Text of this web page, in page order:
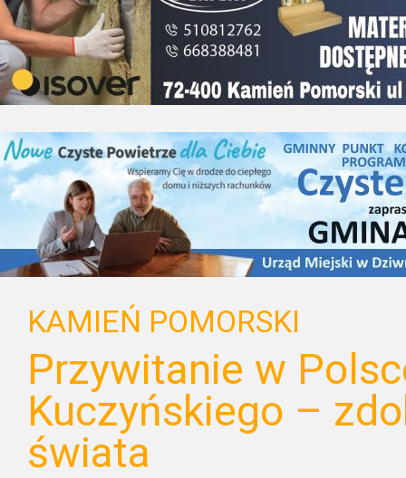
KAMIEŃ POMORSKI
Przywitanie w
Kuczyńskiego –
świata